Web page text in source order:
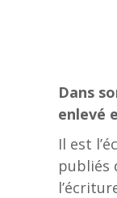
Dans
enlevé
Il est
publiés